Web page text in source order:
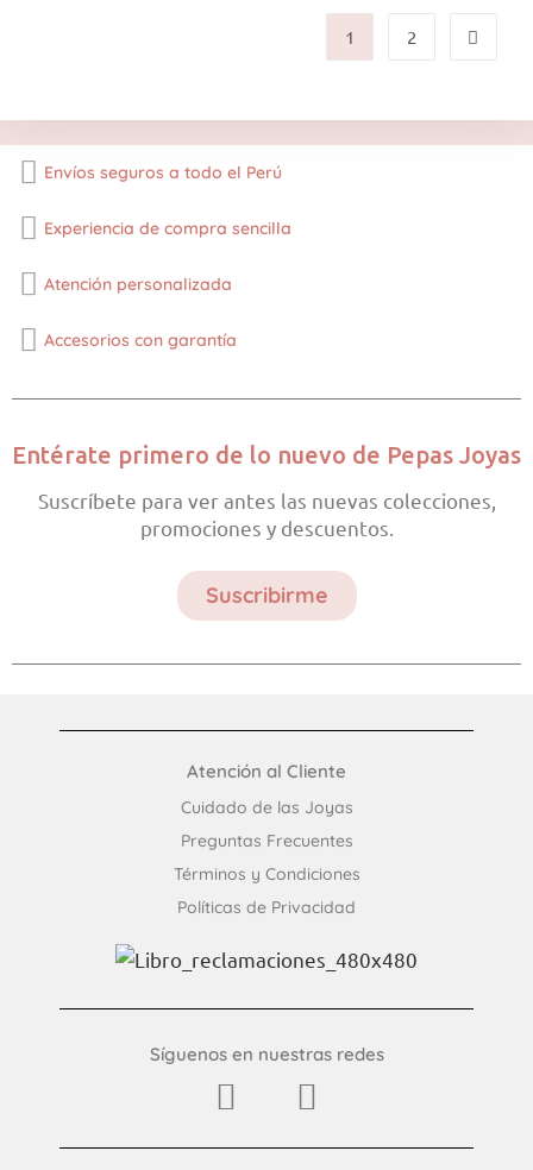
1 2
Envíos seguros a todo el Perú
Experiencia de compra sencilla
Atención personalizada
Accesorios con garantía
Entérate primero de lo nuevo de Pepas Joyas
Suscríbete para ver antes las nuevas colecciones,
promociones y descuentos.
Suscribirme
Atención al Cliente
Cuidado de las Joyas
Preguntas Frecuentes​
Términos y Condiciones
Políticas de Privacidad
Síguenos en nuestras redes